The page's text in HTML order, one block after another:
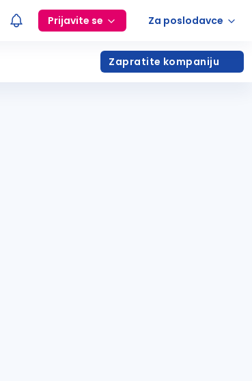
Prijavite se Za poslodavce
Zapratite kompaniju